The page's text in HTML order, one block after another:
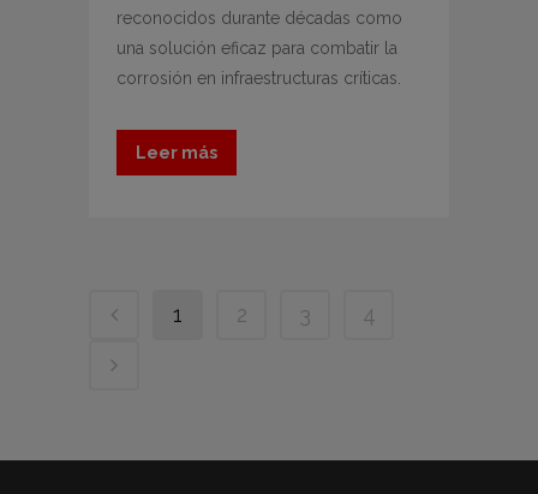
reconocidos durante décadas como
una solución eficaz para combatir la
corrosión en infraestructuras críticas.
Leer más
1 2 3 4